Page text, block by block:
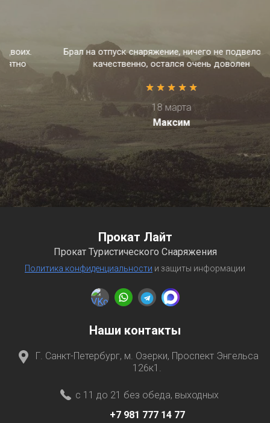
Брал на отпуск снаряжение, ничего не подвело, все
качественно, остался очень доволен
18 марта
Прокат Лайт
Прокат Туристического Снаряжения
Политика конфиденциальности и защиты информации
Наши контакты
Г. Санкт-Петербург, м. Озерки, Проспект Энгельса
126к1.
с 11 до 21 без обеда, выходных
+7 981 777 14 77